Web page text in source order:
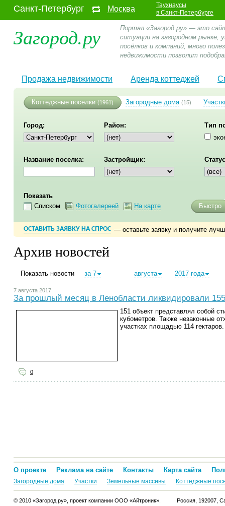
Санкт-Петербург Москва
Таухнаусы
в Санкт-Петербурге
Загород.ру
Портал «Загород.ру» — это
ситуации на загородном
посёлков и компаний, много
недвижимости позволит
Продажа недвижимости Аренда коттеджей
Коттеджные поселки (1961) Загородные дома (15)
Город: Район:
Тип
Название поселка: Застройщик:
Показать
Списком
Фотогалереей На карте Быстро
ОСТАВИТЬ ЗАЯВКУ НА СПРОС — оставьте заявку и получите
Архив новостей
Показать новости за 7 августа 2017 года
7 августа 2017
За прошлый месяц в Ленобласти ликвидировали
151 объект представлял собой
кубометров. Также незаконные
участках площадью 114 гектаров.
0
О проекте Реклама на сайте Контакты Карта сайта
Загородные дома Участки Земельные массивы Коттеджные
© 2010 «Загород.ру», проект компании ООО «Айтроник».
Россия, 192007,